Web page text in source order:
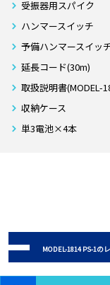
受振器用スパイク
ハンマースイッチ
予備ハンマースイッ
延長コード(30m)
取扱説明書(MODEL-
収納ケース
単3電池×4本
MODEL-1814 PS-1の